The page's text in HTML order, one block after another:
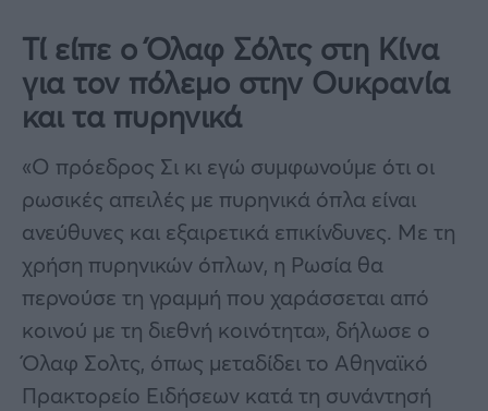
Τί είπε ο Όλαφ Σόλτς στη Κίνα
για τον πόλεμο στην Ουκρανία
και τα πυρηνικά
«Ο πρόεδρος Σι κι εγώ συμφωνούμε ότι οι
ρωσικές απειλές με πυρηνικά όπλα είναι
ανεύθυνες και εξαιρετικά επικίνδυνες. Με τη
χρήση πυρηνικών όπλων, η Ρωσία θα
περνούσε τη γραμμή που χαράσσεται από
κοινού με τη διεθνή κοινότητα», δήλωσε ο
Όλαφ Σολτς, όπως μεταδίδει το Αθηναϊκό
Πρακτορείο Ειδήσεων κατά τη συνάντησή